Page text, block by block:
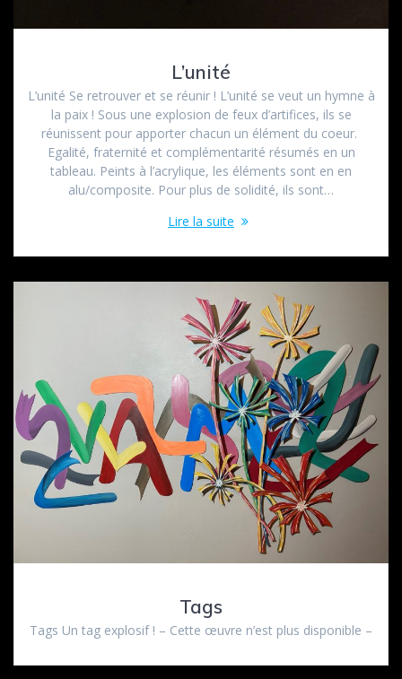
L’unité
L’unité Se retrouver et se réunir ! L’unité se veut un hymne à
la paix ! Sous une explosion de feux d’artifices, ils se
réunissent pour apporter chacun un élément du coeur.
Egalité, fraternité et complémentarité résumés en un
tableau. Peints à l’acrylique, les éléments sont en en
alu/composite. Pour plus de solidité, ils sont…
Lire la suite
Tags
Tags Un tag explosif ! – Cette œuvre n’est plus disponible –